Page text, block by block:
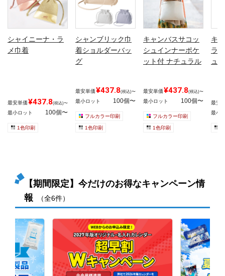
シャイニーナ・ラ
メ巾着
最安単価¥437.8(税込)〜
最小ロット 100個〜
1色印刷
シャンブリック巾
着ショルダーバッ
グ
最安単価¥437.8(税込)〜
最小ロット 100個〜
フルカラー印刷
1色印刷
キャンバスサコッ
シュインナーポケ
ット付 ナチュラル
最安単価¥437.8(税込)〜
最小ロット 100個〜
フルカラー印刷
1色印刷
キ
ラ
ュ
最安
最小
【期間限定】今だけのお得なキャンペーン情
報
（全6件）